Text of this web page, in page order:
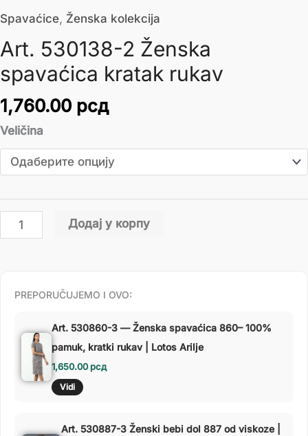
Spavaćice, Ženska kolekcija
Art. 530138-2 Ženska
spavaćica kratak rukav
1,760.00 рсд
Veličina
Додај у корпу
PREPORUČUJEMO I OVO:
Art. 530860-3 — Ženska spavaćica 860– 100%
pamuk, kratki rukav | Lotos Arilje
1,650.00рсд
Vidi
Art. 530887-3 Ženski bebi dol 887 od viskoze |